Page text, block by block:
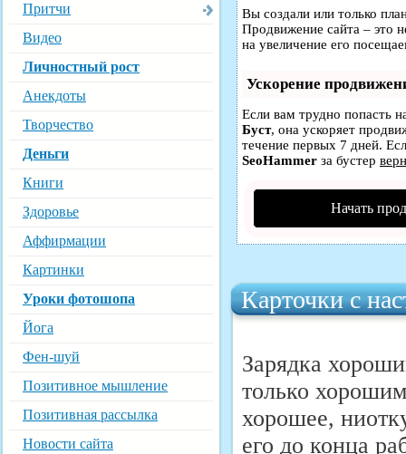
Притчи
Видео
Личностный рост
Анекдоты
Творчество
Деньги
Книги
Здоровье
Аффирмации
Картинки
Уроки фотошопа
Йога
Фен-шуй
Позитивное мышление
Позитивная рассылка
Новости сайта
Вы создали или только
Продвижение сайта – это
на увеличение его
Ускорение
Если вам трудно попасть
Буст, она ускоряет
течение первых 7 дней.
SeoHammer за бустер
Начать
Карточки с
Зарядка
только
хорошее,
его до конца